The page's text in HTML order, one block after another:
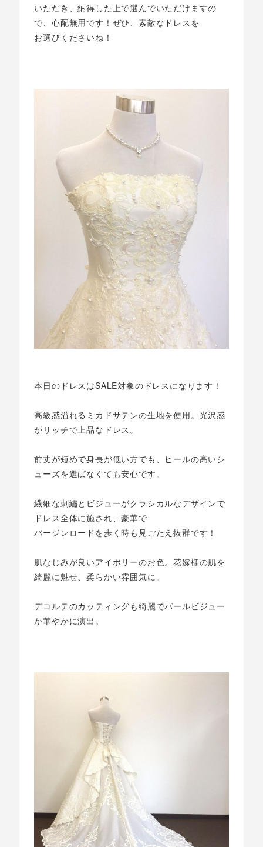
いただき、納得した上で選んでいただけますの
で、心配無用です！ぜひ、素敵なドレスを
お選びくださいね！
本日のドレスはSALE対象のドレスになります！
高級感溢れるミカドサテンの生地を使用。光沢感
がリッチで上品なドレス。
前丈が短めで身長が低い方でも、ヒールの高いシ
ューズを選ばなくても安心です。
繊細な刺繡とビジューがクラシカルなデザインで
ドレス全体に施され、豪華で
バージンロードを歩く時も見ごたえ抜群です！
肌なじみが良いアイボリーのお色。花嫁様の肌を
綺麗に魅せ、柔らかい雰囲気に。
デコルテのカッティングも綺麗でパールビジュー
が華やかに演出。